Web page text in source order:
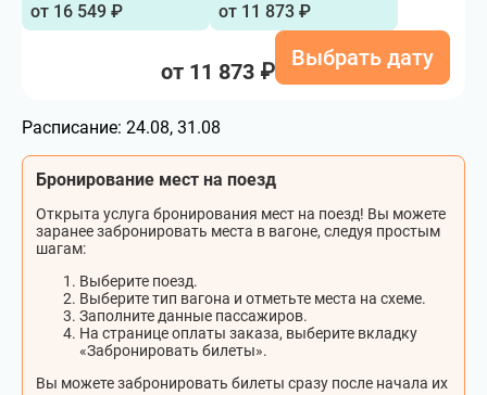
от 16 549 ₽ от 11 873 ₽
от 11 873 ₽
Выбрать дату
Расписание: 24.08, 31.08
Бронирование мест на поезд
Открыта услуга бронирования мест на поезд! Вы можете
заранее забронировать места в вагоне, следуя простым
шагам:
Выберите поезд.
Выберите тип вагона и отметьте места на схеме.
Заполните данные пассажиров.
На странице оплаты заказа, выберите вкладку
«Забронировать билеты».
Вы можете забронировать билеты сразу после начала их